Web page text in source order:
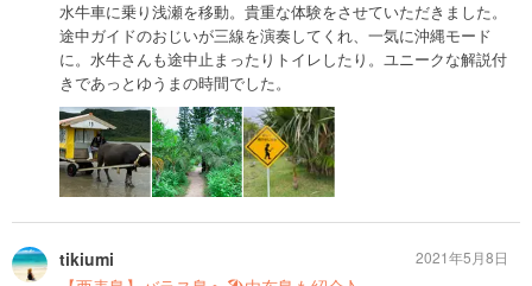
水牛車に乗り浅瀬を移動。貴重な体験をさせていただきました。
途中ガイドのおじいが三線を演奏してくれ、一気に沖縄モード
に。水牛さんも途中止まったりトイレしたり。ユニークな解説付
きであっとゆうまの時間でした。
tikiumi
2021年5月8日